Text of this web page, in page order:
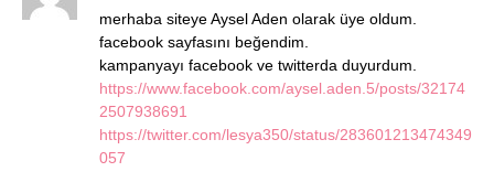
merhaba siteye Aysel Aden olarak üye oldum.
facebook sayfasını beğendim.
kampanyayı facebook ve twitterda duyurdum.
https://www.facebook.com/aysel.aden.5/posts/32174
2507938691
https://twitter.com/lesya350/status/283601213474349
057